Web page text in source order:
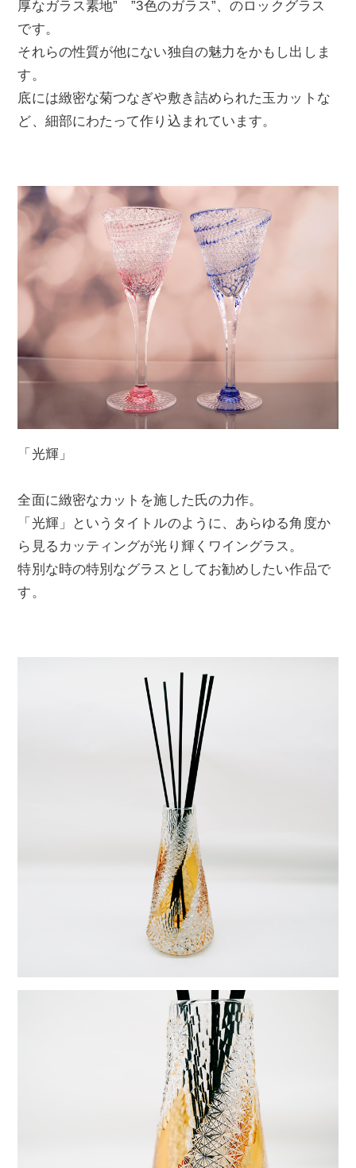
厚なガラス素地” ”3色のガラス”、のロックグラス
です。
それらの性質が他にない独自の魅力をかもし出しま
す。
底には緻密な菊つなぎや敷き詰められた玉カットな
ど、細部にわたって作り込まれています。
「光輝」
全面に緻密なカットを施した氏の力作。
「光輝」というタイトルのように、あらゆる角度か
ら見るカッティングが光り輝くワイングラス。
特別な時の特別なグラスとしてお勧めしたい作品で
す。